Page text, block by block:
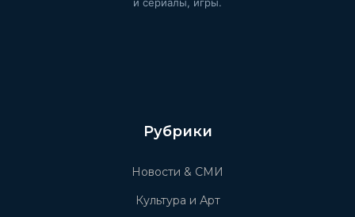
Рубрики
Новости & СМИ
Культура и Арт